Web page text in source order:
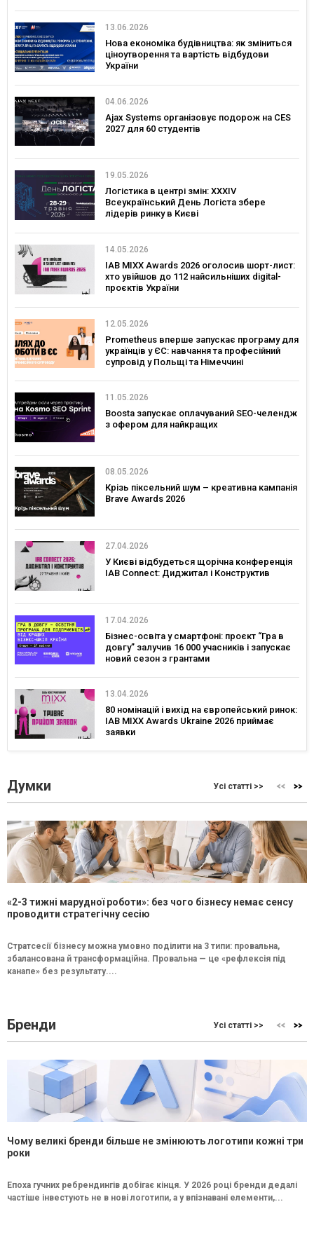
13.06.2026
Нова економіка будівництва: як зміниться
ціноутворення та вартість відбудови
України
04.06.2026
Ajax Systems організовує подорож на CES
2027 для 60 студентів
19.05.2026
Логістика в центрі змін: XXXIV
Всеукраїнський День Логіста збере
лідерів ринку в Києві
14.05.2026
IAB MIXX Awards 2026 оголосив шорт-лист:
хто увійшов до 112 найсильніших digital-
проєктів України
12.05.2026
Prometheus вперше запускає програму для
українців у ЄС: навчання та професійний
супровід у Польщі та Німеччині
11.05.2026
Boosta запускає оплачуваний SEO-челендж
з офером для найкращих
08.05.2026
Крізь піксельний шум – креативна кампанія
Brave Awards 2026
27.04.2026
У Києві відбудеться щорічна конференція
IAB Connect: Диджитал і Конструктив
17.04.2026
Бізнес-освіта у смартфоні: проєкт “Гра в
довгу” залучив 16 000 учасників і запускає
новий сезон з грантами
13.04.2026
80 номінацій і вихід на європейський ринок:
IAB MIXX Awards Ukraine 2026 приймає
заявки
Думки Усі статті >>
«2-3 тижні марудної роботи»: без чого бізнесу немає сенсу
проводити стратегічну сесію
Стратсесії бізнесу можна умовно поділити на 3 типи: провальна,
збалансована й трансформаційна. Провальна — це «рефлексія під
канапе» без результату....
Бренди Усі статті >>
Чому великі бренди більше не змінюють логотипи кожні три
роки
Епоха гучних ребрендингів добігає кінця. У 2026 році бренди дедалі
частіше інвестують не в нові логотипи, а у впізнавані елементи,...